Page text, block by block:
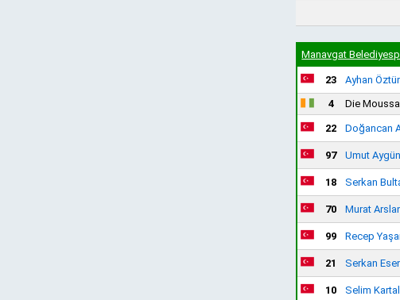
Manavgat
23
Ayhan
4
Die
22 Doğancan
97 Umut Aygün
18 Serkan
70 Murat
99 Recep
21 Serkan
10 Selim Kartal